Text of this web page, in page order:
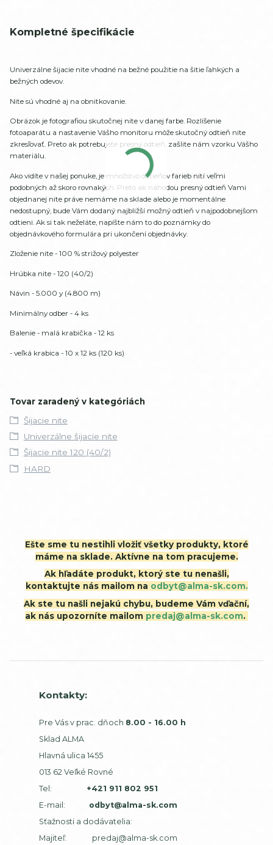
Kompletné špecifikácie
Univerzálne šijacie nite vhodné na bežné použitie na šitie ľahkých a
bežných odevov.
Nite sú vhodné aj na obnitkovanie.
Obrázok je fotografiou skutočnej nite v danej farbe. Rozlíšenie
fotoaparátu a nastavenie Vášho monitoru môže skutočný odtieň nite
zkresľovať. Preto ak potrebujete presný odtieň, zašlite nám vzorku Vášho
materiálu.
Ako vidíte v našej ponuke, je množstvo odtieňov farieb nití veľmi
podobných až skoro rovnakých. Preto ak náhodou presný odtieň Vami
objednanej nite práve nemáme na sklade alebo je momentálne
nedostupný, bude Vám dodaný najbližší možný odtieň v najpodobnejšom
odtieni. Ak si tak neželáte, napíšte nám to do poznámky do
objednávkového formulára pri ukončení objednávky.
Zloženie nite - 100 % strižový polyester
Hrúbka nite - 120 (40/2)
Návin - 5.000 y (4.800 m)
Minimálny odber - 4 ks
Balenie - malá krabička - 12 ks
- veľká krabica - 10 x 12 ks (120 ks)
Tovar zaradený v kategóriách
Šijacie nite
Univerzálne šijacie nite
Šijacie nite 120 (40/2)
HARD
Ešte sme tu nestihli vložiť všetky produkty, ktoré
máme na sklade. Aktívne na tom pracujeme.
Ak hľadáte produkt, ktorý ste tu nenašli,
kontaktujte nás mailom na odbyt@alma-sk.com.
Ak ste tu našli nejakú chybu, budeme Vám vďační,
ak nás upozorníte mailom predaj@alma-sk.com.
Kontakty:
Pre Vás v prac. dňoch 8.00 - 16.00 h
Sklad ALMA
Hlavná ulica 1455
013 62 Veľké Rovné
Tel:
+421 911 802 951
E-mail: odbyt@alma-sk.com
Sťažnosti a dodávatelia:
Majiteľ: predaj@alma-sk.com